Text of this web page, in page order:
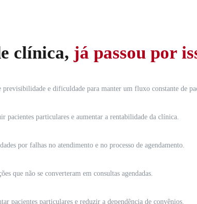
clínica, já passou por
previsibilidade e dificuldade para manter um fluxo constante de
pacientes particulares e aumentar a rentabilidade da clínica.
por falhas no atendimento e no processo de agendamento.
que não se converteram em consultas agendadas.
pacientes particulares e reduzir a dependência de convênios.